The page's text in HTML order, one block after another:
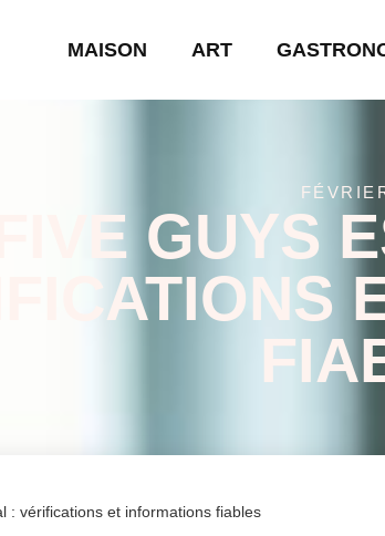
MAISON ART
FIVE GUYS
: vérifications et informations fiables